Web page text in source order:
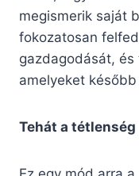
megismerik saját
fokozatosan
gazdagodását,
amelyeket
Tehát a